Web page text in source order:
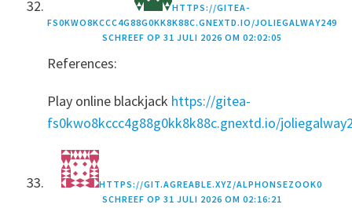
HTTPS://GITEA-
FS0KWO8KCCC4G88G0KK8K88C.GNEXTD.IO/JOLIEGALWAY249
SCHREEF OP 31 JULI 2026 OM 02:02:05
References:
Play online blackjack https://gitea-
fs0kwo8kccc4g88g0kk8k88c.gnextd.io/
HTTPS://GIT.AGREABLE.XYZ/ALPHONSEZOOK0
SCHREEF OP 31 JULI 2026 OM 02:16:21